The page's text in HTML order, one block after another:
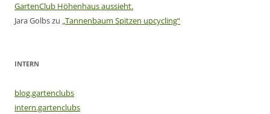
GartenClub Höhenhaus aussieht.
Jara Golbszu „Tannenbaum Spitzen upcycling“
INTERN
blog.gartenclubs
intern.gartenclubs